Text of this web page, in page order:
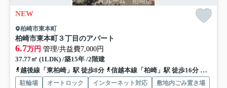
NEW
柏崎市東本町
柏崎市東本町３丁目のアパート
6.7万円 管理/共益費7,000円
37.77㎡ (1LDK) /築15年 /2階建
越後線「東柏崎」駅 徒歩8分
信越本線「柏崎」駅 徒歩16分 信越本
駐輪場 オートロック インターネット対応
敷地内ごみ置き場